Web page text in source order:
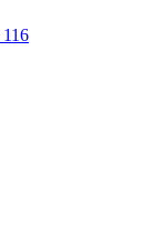
116